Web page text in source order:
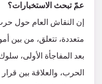
عمّ تبحث الاستخبارات؟
إن النقاش العام حول
متعددة، تتعلق، من بين
بعد المفاجأة الأولى،
الحرب، والعلاقة بين